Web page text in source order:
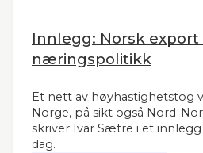
Innlegg: Norsk export
næringspolitikk
Et nett av høyhastighetstog
Norge, på sikt også Nord-
skriver Ivar Sætre i et
dag.